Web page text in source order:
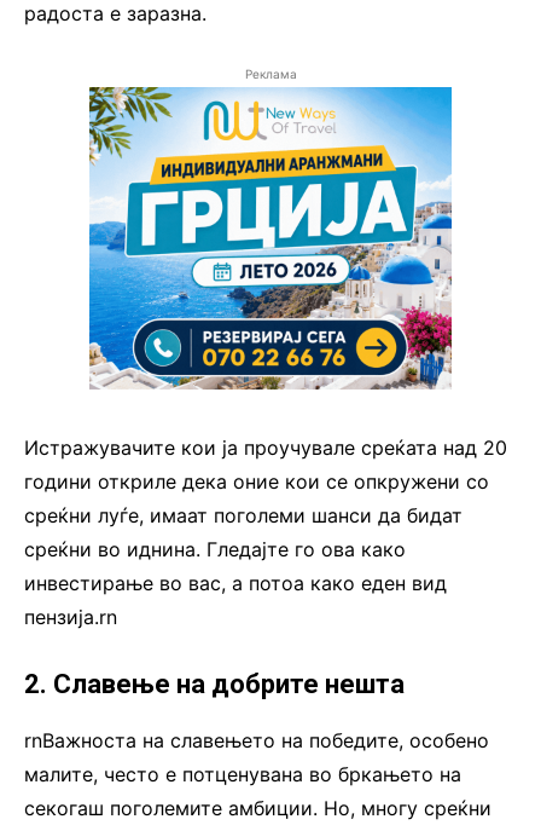
радоста е заразна.
Реклама
Истражувачите кои ја проучувале среќата над 20
години откриле дека оние кои се опкружени со
среќни луѓе, имаат поголеми шанси да бидат
среќни во иднина. Гледајте го ова како
инвестирање во вас, а потоа како еден вид
пензија.rn
2. Славење на добрите нешта
rnВажноста на славењето на победите, особено
малите, често е потценувана во бркањето на
секогаш поголемите амбиции. Но, многу среќни